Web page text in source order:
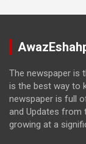
The newspaper is
is the best way to
newspaper is full
and Updates from
growing at a